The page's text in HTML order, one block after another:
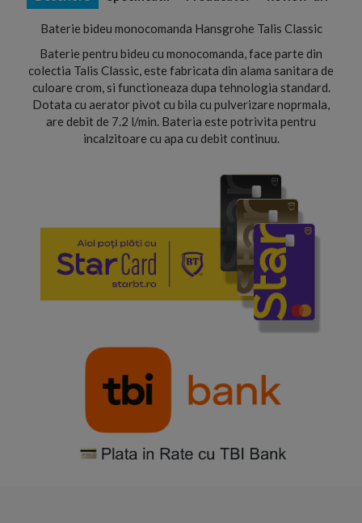
Baterie bideu monocomanda Hansgrohe Talis Classic
Baterie pentru bideu cu monocomanda, face parte din
colectia Talis Classic, este fabricata din alama sanitara de
culoare crom, si functioneaza dupa tehnologia standard.
Dotata cu aerator pivot cu bila cu pulverizare noprmala,
are debit de 7.2 l/min. Bateria este potrivita pentru
incalzitoare cu apa cu debit continuu.